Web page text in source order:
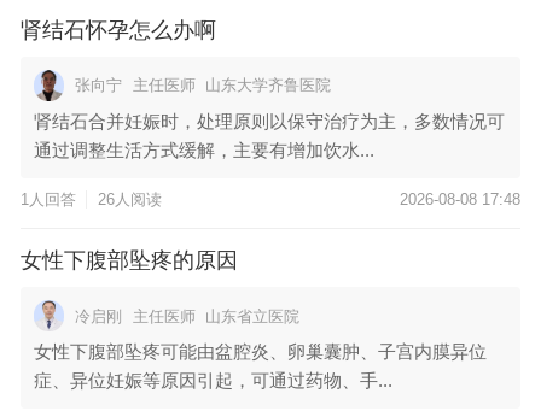
肾结石怀孕怎么办啊
张向宁 主任医师 山东大学齐鲁医院
肾结石合并妊娠时，处理原则以保守治疗为主，多数情况可
通过调整生活方式缓解，主要有增加饮水...
1人回答 26人阅读 2026-08-08 17:48
女性下腹部坠疼的原因
冷启刚 主任医师 山东省立医院
女性下腹部坠疼可能由盆腔炎、卵巢囊肿、子宫内膜异位
症、异位妊娠等原因引起，可通过药物、手...